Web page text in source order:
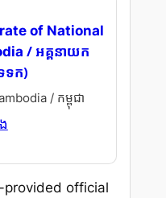
of National
/ អគ្គនាយក
ទក)
/ កម្ពុជា
provided official